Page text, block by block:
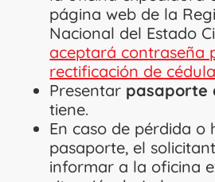
página web de la
Nacional del Estado
aceptará contraseña
rectificación de
Presentar pasaporte
tiene.
En caso de pérdida o
pasaporte, el
informar a la oficina